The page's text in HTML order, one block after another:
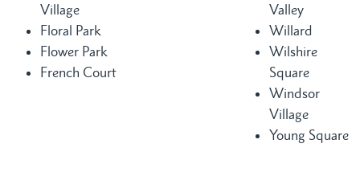
Village
Floral Park
Flower Park
French Court
Valley
Willard
Wilshire
Square
Windsor
Village
Young Square